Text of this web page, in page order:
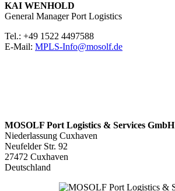
KAI WENHOLD
General Manager Port Logistics
Tel.: +49 1522 4497588
E-Mail: MPLS-Info@mosolf.de
MOSOLF Port Logistics & Services GmbH
Niederlassung Cuxhaven
Neufelder Str. 92
27472 Cuxhaven
Deutschland